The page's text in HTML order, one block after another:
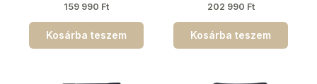
159 990 Ft
Kosárba teszem
202 990 Ft
Kosárba teszem